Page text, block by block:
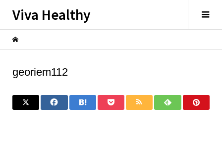
Viva Healthy
georiem112